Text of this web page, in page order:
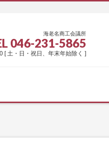
海老名商工会議所
046-231-5865
[ 土・日・祝日、年末年始除く ]